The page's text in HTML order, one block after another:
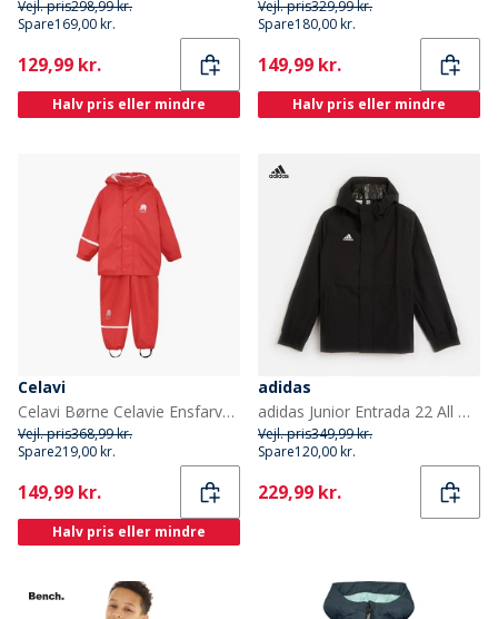
Vejl. pris298,99 kr.
Spare169,00 kr.
Current
129,99 kr.
Halv pris eller mindre
Vejl. pris329,99 kr.
Spare180,00 kr.
Current
149,99 kr.
Halv pris eller mindre
Celavi
Celavi Børne Celavie Ensfarvet PU Basis Regntøjs Sæt Baked Apple
Vejl. pris368,99 kr.
Spare219,00 kr.
Current
149,99 kr.
Halv pris eller mindre
adidas
adidas Junior Entrada 22 All Weather Jakke Sort
Vejl. pris349,99 kr.
Spare120,00 kr.
Current
229,99 kr.